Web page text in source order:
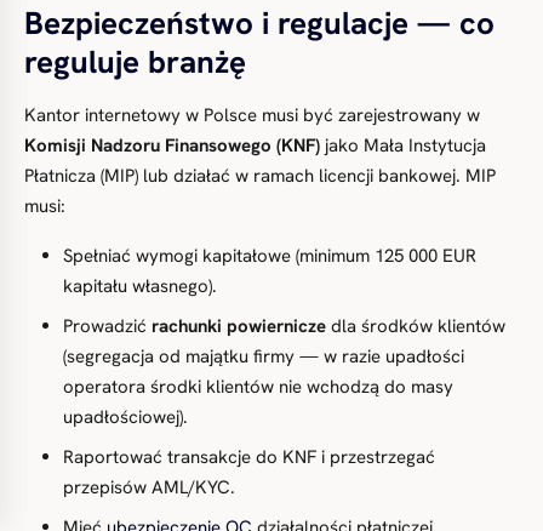
Bezpieczeństwo i regulacje — co
reguluje branżę
Kantor internetowy w Polsce musi być zarejestrowany w
Komisji Nadzoru Finansowego (KNF) jako Mała Instytucja
Płatnicza (MIP) lub działać w ramach licencji bankowej. MIP
musi:
Spełniać wymogi kapitałowe (minimum 125 000 EUR
kapitału własnego).
Prowadzić rachunki powiernicze dla środków klientów
(segregacja od majątku firmy — w razie upadłości
operatora środki klientów nie wchodzą do masy
upadłościowej).
Raportować transakcje do KNF i przestrzegać
przepisów AML/KYC.